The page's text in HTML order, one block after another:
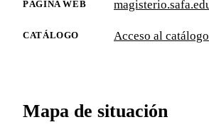
PÁGINA WEB
CATÁLOGO Acceso al catálogo
Mapa de situación